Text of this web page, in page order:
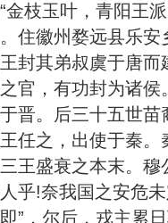
金枝玉叶，青阳王
住徽州婺远县乐
封其弟叔虞于唐
官，有功封为诸
晋。后三十五世
任之，出使于秦。
王盛衰之本末。
乎!奈我国之安危
”，尔后，戎主累